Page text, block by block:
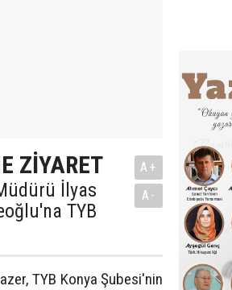
ZİYARET
İlyas
TYB
A+
A-
TYB Konya Şubesi'nin